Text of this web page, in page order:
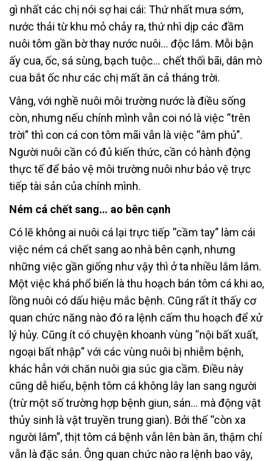
gì nhất các chị nói sợ hai cái: Thứ nhất mưa sớm,
nước thải từ khu mỏ chảy ra, thứ nhì dịp các đầm
nuôi tôm gần bờ thay nước nuôi… độc lắm. Mỗi bận
ấy cua, ốc, sá sùng, bạch tuộc… chết thối bãi, dân mò
cua bắt ốc như các chị mất ăn cả tháng trời.
Vâng, với nghề nuôi môi trường nước là điều sống
còn, nhưng nếu chính mình vẫn coi nó là việc “trên
trời” thì con cá con tôm mãi vẫn là việc “âm phủ”.
Người nuôi cần có đủ kiến thức, cần có hành động
thực tế để bảo vệ môi trường nuôi như bảo vệ trực
tiếp tài sản của chính mình.
Ném cá chết sang… ao bên cạnh
Có lẽ không ai nuôi cá lại trực tiếp “cầm tay” làm cái
việc ném cá chết sang ao nhà bên cạnh, nhưng
những việc gần giống như vậy thì ở ta nhiều lắm lắm.
Một việc khá phổ biến là thu hoạch bán tôm cá khi ao,
lồng nuôi có dấu hiệu mắc bệnh. Cũng rất ít thấy cơ
quan chức năng nào đó ra lệnh cấm thu hoạch để xử
lý hủy. Cũng ít có chuyện khoanh vùng “nội bất xuất,
ngoại bất nhập” với các vùng nuôi bị nhiễm bệnh,
khác hẳn với chăn nuôi gia súc gia cầm. Điều này
cũng dễ hiểu, bệnh tôm cá không lây lan sang người
(trừ một số trường hợp bệnh giun, sán… mà động vật
thủy sinh là vật truyền trung gian). Bởi thế “còn xa
người lắm”, thịt tôm cá bệnh vẫn lên bàn ăn, thậm chí
vẫn là đặc sản. Ông quan chức nào ra lệnh bao vây,